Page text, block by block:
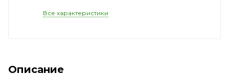
Все характеристики
Описание